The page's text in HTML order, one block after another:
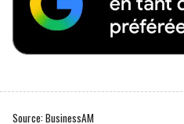
Source: BusinessAM